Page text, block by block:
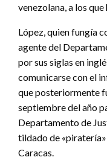
venezolana, a los
López, quien fungía
agente del
por sus siglas en
comunicarse con el
que posteriormente
septiembre del año
Departamento de
tildado de
Caracas.